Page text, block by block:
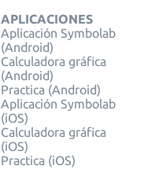
APLICACIONES
Aplicación Symbolab
(Android)
Calculadora gráfica
(Android)
Practica (Android)
Aplicación Symbolab
(iOS)
Calculadora gráfica
(iOS)
Practica (iOS)